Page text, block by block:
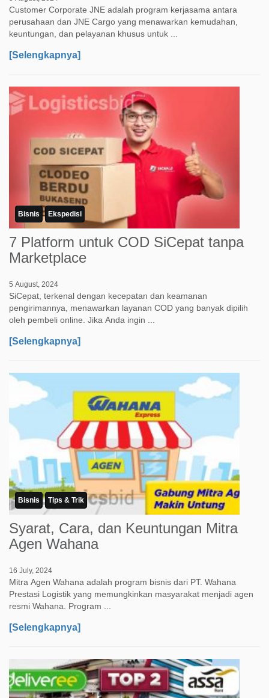
Customer Corporate JNE adalah program kerjasama antara
perusahaan dan JNE Cargo yang menawarkan kemudahan,
keuntungan, dan pelayanan khusus untuk ...
[Selengkapnya]
Bisnis Ekspedisi
7 Platform untuk COD SiCepat tanpa
Marketplace
5 August, 2024
SiCepat, terkenal dengan kecepatan dan keamanan
pengirimannya, menawarkan layanan COD yang banyak dipilih
oleh pembeli online. Jika Anda ingin ...
[Selengkapnya]
Bisnis Tips & Trik
Syarat, Cara, dan Keuntungan Mitra
Agen Wahana
16 July, 2024
Mitra Agen Wahana adalah program bisnis dari PT. Wahana
Prestasi Logistik yang memungkinkan masyarakat menjadi agen
resmi Wahana. Program ...
[Selengkapnya]